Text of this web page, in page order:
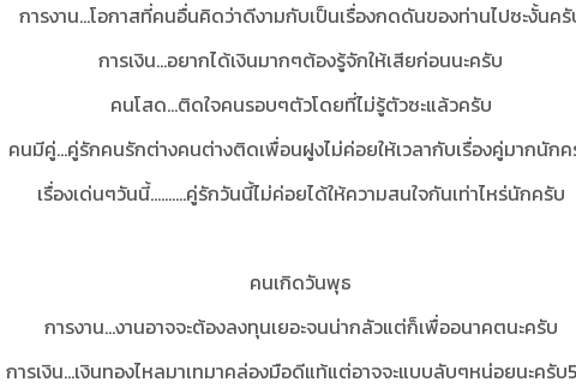
การงาน...โอกาสที่คนอื่นคิดว่าดีงามกับเป็นเรื่องกดดันของท่านไปซะงั้นค
การเงิน...อยากได้เงินมากๆต้องรู้จักให้เสียก่อนนะครับ
คนโสด...ติดใจคนรอบๆตัวโดยที่ไม่รู้ตัวซะแล้วครับ
คนมีคู่...คู่รักคนรักต่างคนต่างติดเพื่อนฝูงไม่ค่อยให้เวลากับเรื่องคู่มากนัก
เรื่องเด่นๆวันนี้..........คู่รักวันนี้ไม่ค่อยได้ให้ความสนใจกันเท่าไหร่นักครับ
คนเกิดวันพุธ
การงาน...งานอาจจะต้องลงทุนเยอะจนน่ากลัวแต่ก็เพื่ออนาคตนะครับ
การเงิน...เงินทองไหลมาเทมาคล่องมือดีแท้แต่อาจจะแบบลับๆหน่อยนะครับ